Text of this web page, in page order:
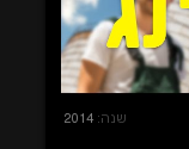
שנה: 2014